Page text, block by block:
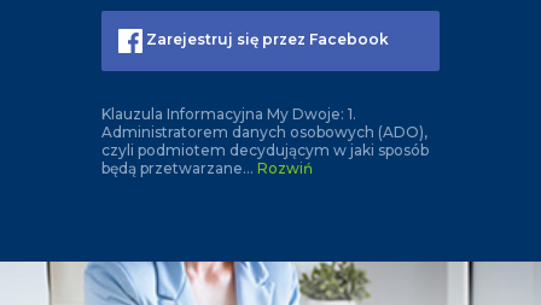
Zarejestruj się przez Facebook
Klauzula Informacyjna My Dwoje: 1.
Administratorem danych osobowych (ADO),
czyli podmiotem decydującym w jaki sposób
będą przetwarzane... Rozwiń